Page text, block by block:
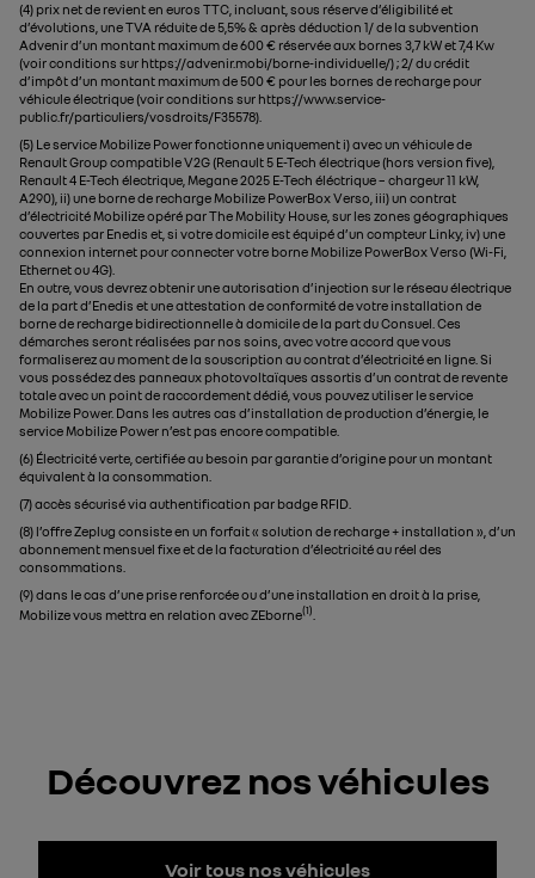
(4) prix net de revient en euros TTC, incluant, sous réserve d’éligibilité et
d’évolutions, une TVA réduite de 5,5% & après déduction 1/ de la subvention
Advenir d’un montant maximum de 600 € réservée aux bornes 3,7 kW et 7,4 Kw
(voir conditions sur https://advenir.mobi/borne-individuelle/) ; 2/ du crédit
d’impôt d’un montant maximum de 500 € pour les bornes de recharge pour
véhicule électrique (voir conditions sur https://www.service-
public.fr/particuliers/vosdroits/F35578).
(5) Le service Mobilize Power fonctionne uniquement i) avec un véhicule de
Renault Group compatible V2G (Renault 5 E-Tech électrique (hors version five),
Renault 4 E-Tech électrique, Megane 2025 E-Tech éléctrique – chargeur 11 kW,
A290), ii) une borne de recharge Mobilize PowerBox Verso, iii) un contrat
d’électricité Mobilize opéré par The Mobility House, sur les zones géographiques
couvertes par Enedis et, si votre domicile est équipé d’un compteur Linky, iv) une
connexion internet pour connecter votre borne Mobilize PowerBox Verso (Wi-Fi,
Ethernet ou 4G).
En outre, vous devrez obtenir une autorisation d’injection sur le réseau électrique
de la part d’Enedis et une attestation de conformité de votre installation de
borne de recharge bidirectionnelle à domicile de la part du Consuel. Ces
démarches seront réalisées par nos soins, avec votre accord que vous
formaliserez au moment de la souscription au contrat d’électricité en ligne. Si
vous possédez des panneaux photovoltaïques assortis d’un contrat de revente
totale avec un point de raccordement dédié, vous pouvez utiliser le service
Mobilize Power. Dans les autres cas d’installation de production d’énergie, le
service Mobilize Power n’est pas encore compatible.
(6) Électricité verte, certifiée au besoin par garantie d’origine pour un montant
équivalent à la consommation.
(7) accès sécurisé via authentification par badge RFID.
​​(8) l’offre Zeplug consiste en un forfait « solution de recharge + installation », d’un
abonnement mensuel fixe et de la facturation d’électricité au réel des
consommations.
​(9) dans le cas d’une prise renforcée ou d’une installation en droit à la prise,
Mobilize vous mettra en relation avec ZEborne(1)
Découvrez nos véhicules
Voir tous nos véhicules